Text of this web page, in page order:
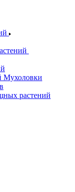
Мухоловки
растений